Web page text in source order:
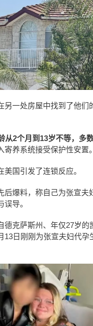
另一处房屋中找到了他们
从2个月到13岁不等，多
寄养系统接受保护性安置。
美国引发了连锁反应。
后爆料，称自己为张宣夫
导。
德克萨斯州、年仅27岁的
13日刚刚为张宣夫妇代孕